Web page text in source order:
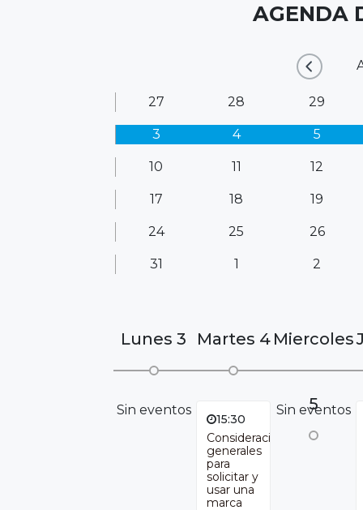
AGENDA
27 28 29
3 4 5
10 11 12
17 18 19
24 25 26
31 1 2
Lunes3
Sin eventos
Martes 4
15:30
Consideraciones
generales
para
solicitar y
usar una
marca
Miercoles
5
Sin eventos